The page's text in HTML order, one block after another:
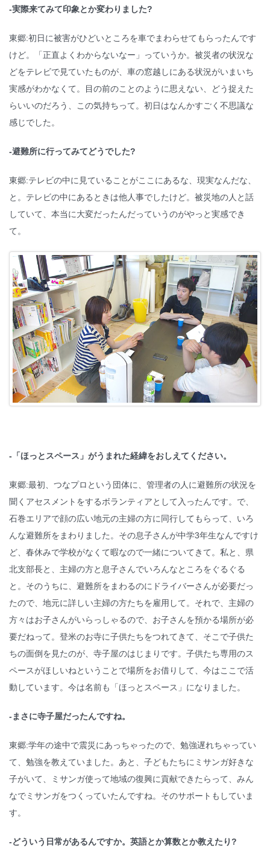
-実際来てみて印象とか変わりました?
東郷:初日に被害がひどいところを車でまわらせてもらったんです
けど。「正直よくわからないなー」っていうか。被災者の状況な
どをテレビで見ていたものが、車の窓越しにある状況がいまいち
実感がわかなくて。目の前のことのように思えない、どう捉えた
らいいのだろう、この気持ちって。初日はなんかすごく不思議な
感じでした。
-避難所に行ってみてどうでした?
東郷:テレビの中に見ていることがここにあるな、現実なんだな、
と。テレビの中にあるときは他人事でしたけど。被災地の人と話
していて、本当に大変だったんだっていうのがやっと実感でき
て。
-「ほっとスペース」がうまれた経緯をおしえてください。
東郷:最初、つなプロという団体に、管理者の人に避難所の状況を
聞くアセスメントをするボランティアとして入ったんです。で、
石巻エリアで顔の広い地元の主婦の方に同行してもらって、いろ
んな避難所をまわりました。その息子さんが中学3年生なんですけ
ど、春休みで学校がなくて暇なので一緒についてきて。私と、県
北支部長と、主婦の方と息子さんでいろんなところをぐるぐる
と。そのうちに、避難所をまわるのにドライバーさんが必要だっ
たので、地元に詳しい主婦の方たちを雇用して。それで、主婦の
方々はお子さんがいらっしゃるので、お子さんを預かる場所が必
要だねって。登米のお寺に子供たちをつれてきて、そこで子供た
ちの面倒を見たのが、寺子屋のはじまりです。子供たち専用のス
ペースがほしいねということで場所をお借りして、今はここで活
動しています。今は名前も「ほっとスペース」になりました。
-まさに寺子屋だったんですね。
東郷:学年の途中で震災にあっちゃったので、勉強遅れちゃってい
て、勉強を教えていました。あと、子どもたちにミサンガ好きな
子がいて、ミサンガ使って地域の復興に貢献できたらって、みん
なでミサンガをつくっていたんですね。そのサポートもしていま
す。
-どういう日常があるんですか。英語とか算数とか教えたり?